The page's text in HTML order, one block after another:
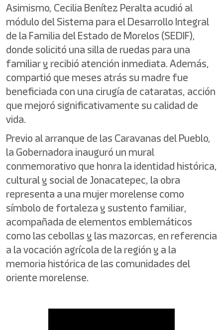
Asimismo, Cecilia Benítez Peralta acudió al
módulo del Sistema para el Desarrollo Integral
de la Familia del Estado de Morelos (SEDIF),
donde solicitó una silla de ruedas para una
familiar y recibió atención inmediata. Además,
compartió que meses atrás su madre fue
beneficiada con una cirugía de cataratas, acción
que mejoró significativamente su calidad de
vida.
Previo al arranque de las Caravanas del Pueblo,
la Gobernadora inauguró un mural
conmemorativo que honra la identidad histórica,
cultural y social de Jonacatepec, la obra
representa a una mujer morelense como
símbolo de fortaleza y sustento familiar,
acompañada de elementos emblemáticos
como las cebollas y las mazorcas, en referencia
a la vocación agrícola de la región y a la
memoria histórica de las comunidades del
oriente morelense.